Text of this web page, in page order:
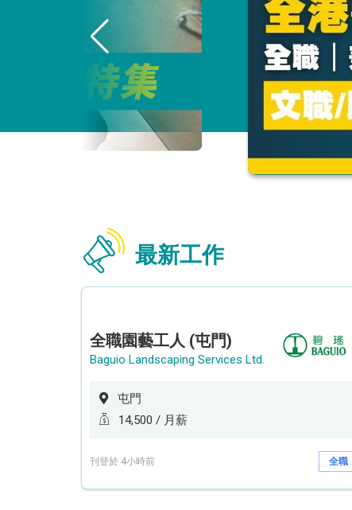
最新工作
全職園藝工人 (屯門)
Baguio Landscaping Services Ltd.
屯門
14,500 / 月薪
刊登於 4小時前 全職